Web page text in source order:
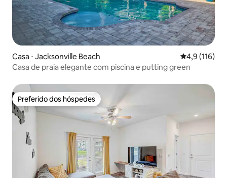
Casa ⋅ Jacksonville Beach 4,9 de uma
4,9 (116)
Casa de praia elegante com piscina e putting green
Preferido dos hóspedes
Preferido dos hóspedes